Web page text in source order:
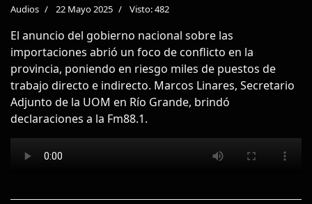
Audios 22 Mayo 2025 Visto: 482
El anuncio del gobierno nacional sobre las
importaciones abrió un foco de conflicto en la
provincia, poniendo en riesgo miles de puestos de
trabajo directo e indirecto. Marcos Linares, Secretario
Adjunto de la UOM en Río Grande, brindó
declaraciones a la Fm88.1.